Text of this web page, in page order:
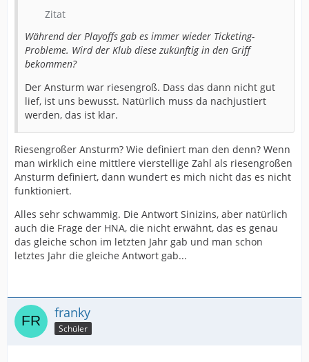
Zitat
Während der Playoffs gab es immer wieder Ticketing-
Probleme. Wird der Klub diese zukünftig in den Griff
bekommen?
Der Ansturm war riesengroß. Dass das dann nicht gut
lief, ist uns bewusst. Natürlich muss da nachjustiert
werden, das ist klar.
Riesengroßer Ansturm? Wie definiert man den denn? Wenn
man wirklich eine mittlere vierstellige Zahl als riesengroßen
Ansturm definiert, dann wundert es mich nicht das es nicht
funktioniert.
Alles sehr schwammig. Die Antwort Sinizins, aber natürlich
auch die Frage der HNA, die nicht erwähnt, das es genau
das gleiche schon im letzten Jahr gab und man schon
letztes Jahr die gleiche Antwort gab...
franky
Schüler